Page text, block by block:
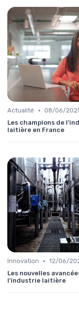
Actualité • 08/06/
Les champions de
laitière en France
Innovation • 12/06/
Les nouvelles
l'industrie laitière